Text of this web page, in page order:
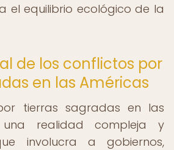
el equilibrio ecológico de la
de los conflictos por
en las Américas
tierras sagradas en las
una realidad compleja y
involucra a gobiernos,